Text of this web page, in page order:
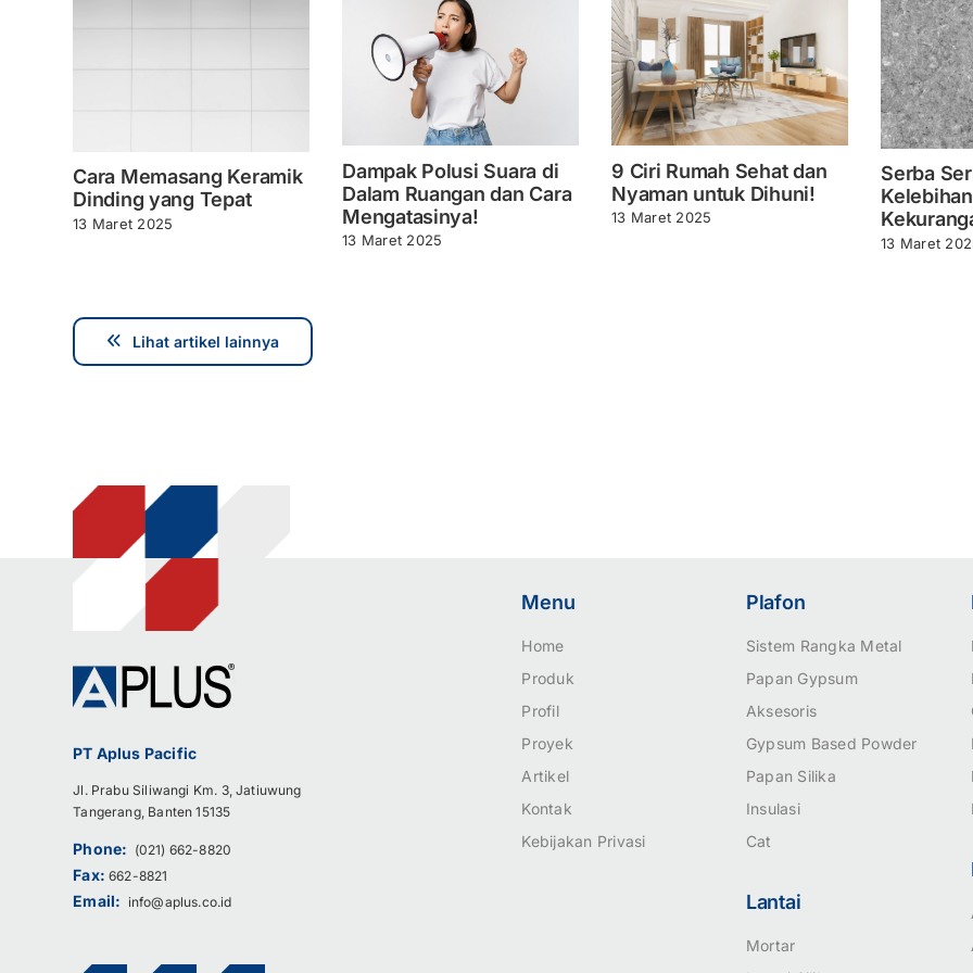
Cara Memasang Keramik
Dinding yang Tepat
13 Maret 2025
Dampak Polusi Suara di
Dalam Ruangan dan Cara
Mengatasinya!
13 Maret 2025
9 Ciri Rumah Sehat dan
Nyaman untuk Dihuni!
13 Maret 2025
Serba
13 Maret
Lihat artikel lainnya
PT Aplus Pacific
Jl. Prabu Siliwangi Km. 3, Jatiuwung
Tangerang, Banten 15135
Phone: (021) 662-8820
Fax:662-8821
Email: info@aplus.co.id
Menu
Home
Produk
Profil
Proyek
Artikel
Kontak
Kebijakan Privasi
Plafon
Sistem Rangka Metal
Papan Gypsum
Aksesoris
Gypsum Based Powder
Papan Silika
Insulasi
Cat
Lantai
Mortar